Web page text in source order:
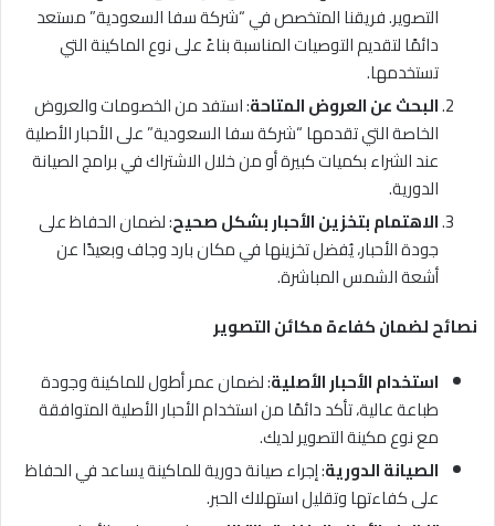
التصوير. فريقنا المتخصص في “شركة سفا السعودية” مستعد
دائمًا لتقديم التوصيات المناسبة بناءً على نوع الماكينة التي
تستخدمها.
البحث عن العروض المتاحة: استفد من الخصومات والعروض
الخاصة التي تقدمها “شركة سفا السعودية” على الأحبار الأصلية
عند الشراء بكميات كبيرة أو من خلال الاشتراك في برامج الصيانة
الدورية.
الاهتمام بتخزين الأحبار بشكل صحيح: لضمان الحفاظ على
جودة الأحبار، يُفضل تخزينها في مكان بارد وجاف وبعيدًا عن
أشعة الشمس المباشرة.
نصائح لضمان كفاءة مكائن التصوير
استخدام الأحبار الأصلية: لضمان عمر أطول للماكينة وجودة
طباعة عالية، تأكد دائمًا من استخدام الأحبار الأصلية المتوافقة
مع نوع مكينة التصوير لديك.
الصيانة الدورية: إجراء صيانة دورية للماكينة يساعد في الحفاظ
على كفاءتها وتقليل استهلاك الحبر.